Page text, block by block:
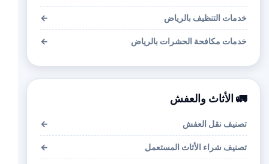
خدمات التنظيف بالرياض ←
خدمات مكافحة الحشرات بالرياض ←
🚛 الأثاث والعفش
تصنيف نقل العفش ←
تصنيف شراء الأثاث المستعمل ←